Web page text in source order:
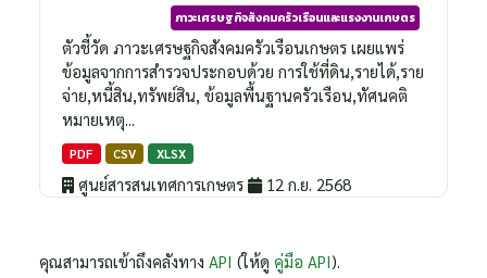
ภาวะเศรษฐกิจสังคมครัวเรือนและแรงงานเกษตร
ตัวชี้วัด ภาวะเศรษฐกิจสังคมครัวเรือนเกษตร เผยแพร่
ข้อมูลจากการสำรวจประกอบด้วย การใช้ที่ดิน,รายได้,ราย
จ่าย,หนี้สิน,ทรัพย์สิน, ข้อมูลพื้นฐานครัวเรือน,ทัศนคติ
หมายเหตุ...
PDF CSV XLSX
ศูนย์สารสนเทศการเกษตร 12 ก.ย. 2568
คุณสามารถเข้าถึงคลังทาง API (ให้ดู คู่มือ API).